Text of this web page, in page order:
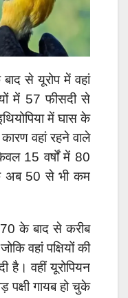
से यूरोप में वहां
में 57 फीसदी से
में घास के
वहां रहने वाले
15 वर्षों में 80
अब 50 से भी कम
के बाद से करीब
वहां पक्षियों की
है। वहीं यूरोपियन
गायब हो चुके